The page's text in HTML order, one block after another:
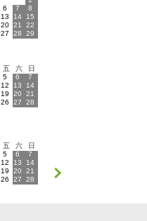
6 7
8
13 14
15
20 21
22
27 28
29
五 六
日
5 6
7
12 13
14
19 20
21
26 27
28
五 六
日
5 6
7
12 13
14
19 20
21
26 27
28